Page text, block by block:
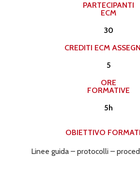
PARTECIPANTI
ECM
30
CREDITI ECM
5
ORE
FORMATIVE
5h
OBIETTIVO
Linee guida – protocolli –